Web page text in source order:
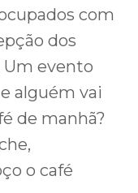
com
dos
evento
alguém vai
de manhã?
o café